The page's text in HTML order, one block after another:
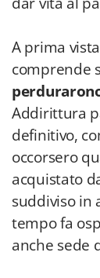
A prima
comprende
Addirittura
definitivo,
occorsero
acquistato
suddiviso in
tempo fa
anche sede